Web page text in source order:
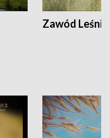
Zawód Leśnik